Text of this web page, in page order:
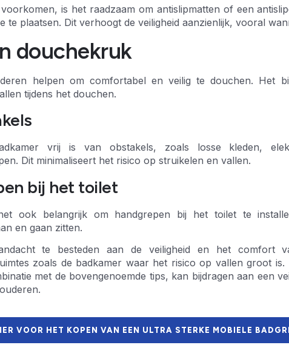
is het raadzaam om antislipmatten of een
te plaatsen. Dit verhoogt de veiligheid aanzienlijk, vooral
douchekruk
helpen om comfortabel en veilig te douchen. Het
tijdens het douchen.
vrij is van obstakels, zoals losse kleden,
Dit minimaliseert het risico op struikelen en vallen.
bij het toilet
ook belangrijk om handgrepen bij het toilet te
en gaan zitten.
te besteden aan de veiligheid en het comfort
zoals de badkamer waar het risico op vallen groot
met de bovengenoemde tips, kan bijdragen aan een
VOOR HET KOPEN VAN EEN ULTRA STERKE MOBIELE